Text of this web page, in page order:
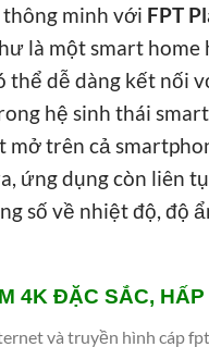
minh với FPT
là một smart home
thể dễ dàng kết nối
hệ sinh thái
mở trên cả
ứng dụng còn liên
số về nhiệt độ, độ
4K ĐẶC SẮC, HẤP